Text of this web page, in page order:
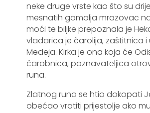
neke druge vrste kao što su
mesnatih gomolja mrazovac
moći te biljke prepoznala je
vladarica je čarolija, zaštitnica i
Medeja. Kirka je ona koja će
čarobnica, poznavateljica
runa.
Zlatnog runa se htio dokopati
obećao vratiti prijestolje ako